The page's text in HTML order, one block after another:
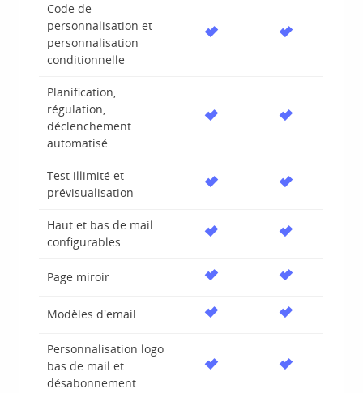
Code de
personnalisation et
personnalisation
conditionnelle
Planification,
régulation,
déclenchement
automatisé
Test illimité et
prévisualisation
Haut et bas de mail
configurables
Page miroir
Modèles d'email
Personnalisation logo
bas de mail et
désabonnement